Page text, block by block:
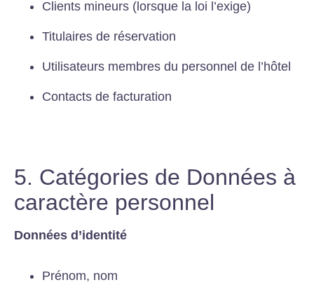
Clients mineurs (lorsque la loi l’exige)
Titulaires de réservation
Utilisateurs membres du personnel de l’hôtel
Contacts de facturation
5. Catégories de Données à
caractère personnel
Données d’identité
Prénom, nom